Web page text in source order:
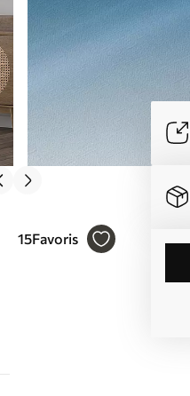
15Favoris